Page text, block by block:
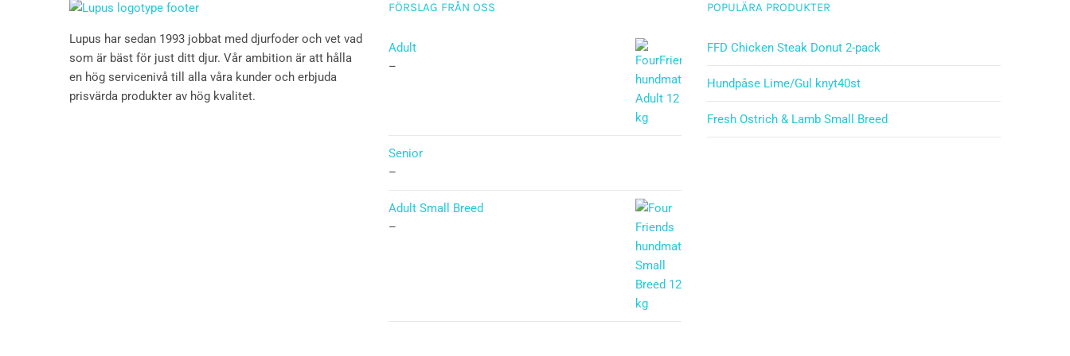
Lupus har sedan 1993 jobbat med djurfoder och vet vad
som är bäst för just ditt djur. Vår ambition är att hålla
en hög servicenivå till alla våra kunder och erbjuda
prisvärda produkter av hög kvalitet.
FÖRSLAG FRÅN OSS
Adult
–
Senior
–
Adult Small Breed
–
POPULÄRA PRODUKTER
FFD Chicken Steak Donut 2-pack
Hundpåse Lime/Gul knyt40st
Fresh Ostrich & Lamb Small Breed